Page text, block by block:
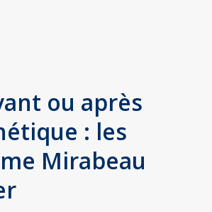
ou après
: les
Mirabeau